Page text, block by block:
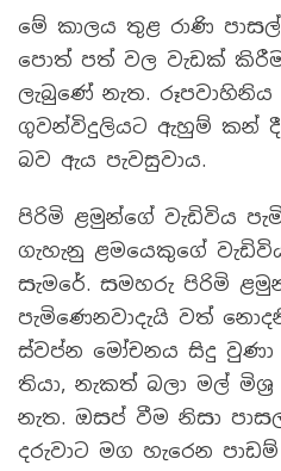
මේ කාලය තුළ රාණි
පොත් පත් වල වැඩක්
ලැබුණේ නැත.
ගුවන්විදුලියට ඇහුම් කන්
බව ඇය පැවසුවාය.
පිරිමි ළමුන්ගේ වැඩිවිය
ගැහැනු ළමයෙකුගේ
සැමරේ. සමහරු පිරිමි
පැමිණෙනවාදැයි වත්
ස්වප්න මෝචනය සිදු වුණා
තියා, නැකත් බලා මල්
නැත. ඔසප් වීම නිසා
දරුවාට මග හැරෙන